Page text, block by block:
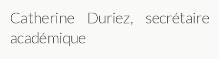
Catherine Duriez, secrétaire
académique